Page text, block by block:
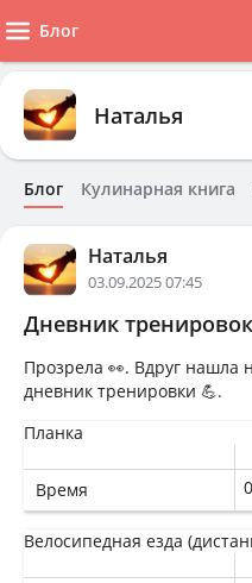
Блог
Наталья
Блог Кулинарная книга
Наталья
03.09.2025 07:45
Дневник
Прозрела 👀. Вдруг нашла
дневник тренировки 💪.
Планка
Время
Велосипедная езда